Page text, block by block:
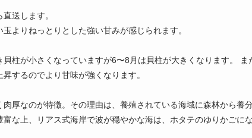
送します。
よりねっとりとした強い甘みが感じられます。
柱が小さくなっていますが6〜8月は貝柱が大きくなります。 ま
するのでより甘味が強くなります。
厚なのが特徴。その理由は、養殖されている海域に森林から養
な上、リアス式海岸で波が穏やかな海は、ホタテのゆりかごにな